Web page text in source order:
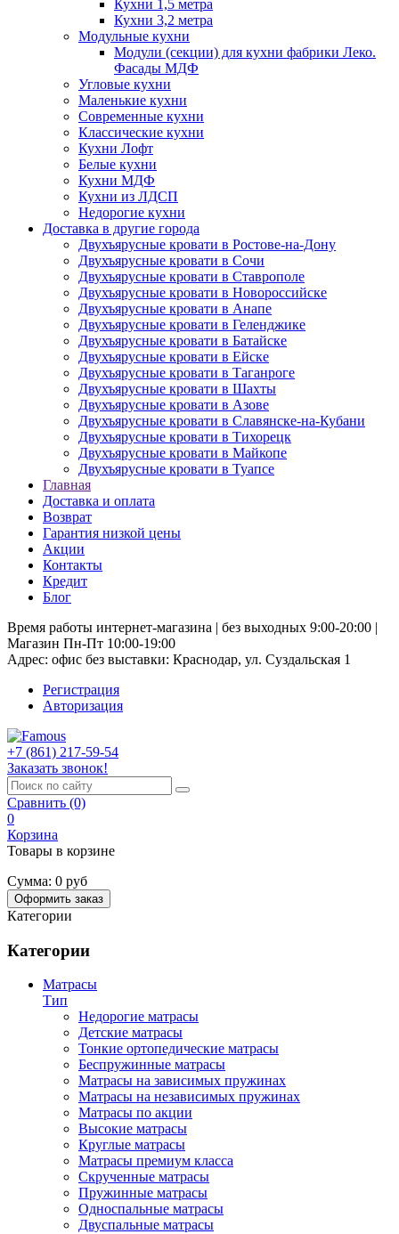
Кухни 1,5 метра
Кухни 3,2 метра
Модульные кухни
Модули (секции) для кухни фабрики Леко.
Фасады МДФ
Угловые кухни
Маленькие кухни
Современные кухни
Классические кухни
Кухни Лофт
Белые кухни
Кухни МДФ
Кухни из ЛДСП
Недорогие кухни
Доставка в другие города
Двухъярусные кровати в Ростове-на-Дону
Двухъярусные кровати в Сочи
Двухъярусные кровати в Ставрополе
Двухъярусные кровати в Новороссийске
Двухъярусные кровати в Анапе
Двухъярусные кровати в Геленджике
Двухъярусные кровати в Батайске
Двухъярусные кровати в Ейске
Двухъярусные кровати в Таганроге
Двухъярусные кровати в Шахты
Двухъярусные кровати в Азове
Двухъярусные кровати в Славянске-на-Кубани
Двухъярусные кровати в Тихорецк
Двухъярусные кровати в Майкопе
Двухъярусные кровати в Туапсе
Главная
Доставка и оплата
Возврат
Гарантия низкой цены
Акции
Контакты
Кредит
Блог
Время работы интернет-магазина | без выходных 9:00-20:00 |
Магазин Пн-Пт 10:00-19:00
Адрес: офис без выставки: Краснодар, ул. Суздальская 1
Регистрация
Авторизация
+7 (861) 217-59-54
Заказать звонок!
Сравнить (0)
0
Корзина
Товары в корзине
Сумма: 0 руб
Оформить заказ
Категории
Категории
Матрасы
Тип
Недорогие матрасы
Детские матрасы
Тонкие ортопедические матрасы
Беспружинные матрасы
Матрасы на зависимых пружинах
Матрасы на независимых пружинах
Матрасы по акции
Высокие матрасы
Круглые матрасы
Матрасы премиум класса
Скрученные матрасы
Пружинные матрасы
Односпальные матрасы
Двуспальные матрасы